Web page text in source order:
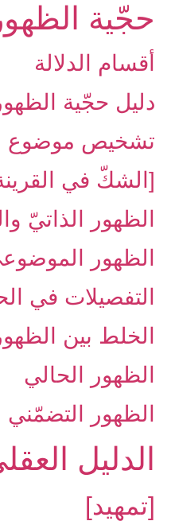
حجّية
أقسام الدلالة
دليل حجّية
تشخيص موضوع
[الشكّ في
الظهور الذاتيّ
الظهور
التفصيلات في
الخلط بين
الظهور الحالي
الظهور التضمّني
الدليل
[تمهيد]